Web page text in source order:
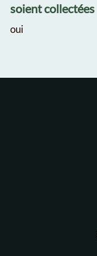
soient collectées
oui